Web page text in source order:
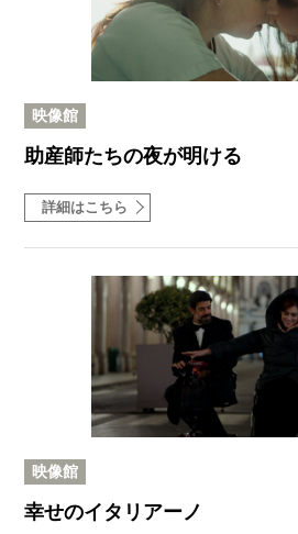
映像館
助産師たちの夜が明ける
詳細はこちら
映像館
幸せのイタリアーノ